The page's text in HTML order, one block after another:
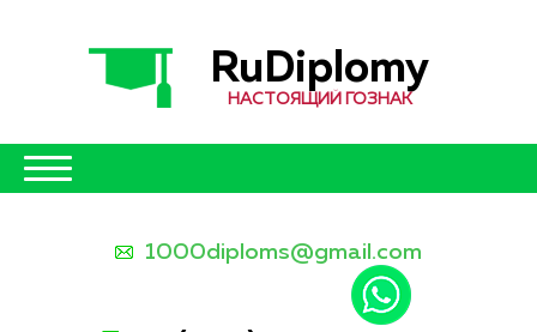
RuDiplomy
НАСТОЯЩИЙ ГОЗНАК
1000diploms@gmail.com